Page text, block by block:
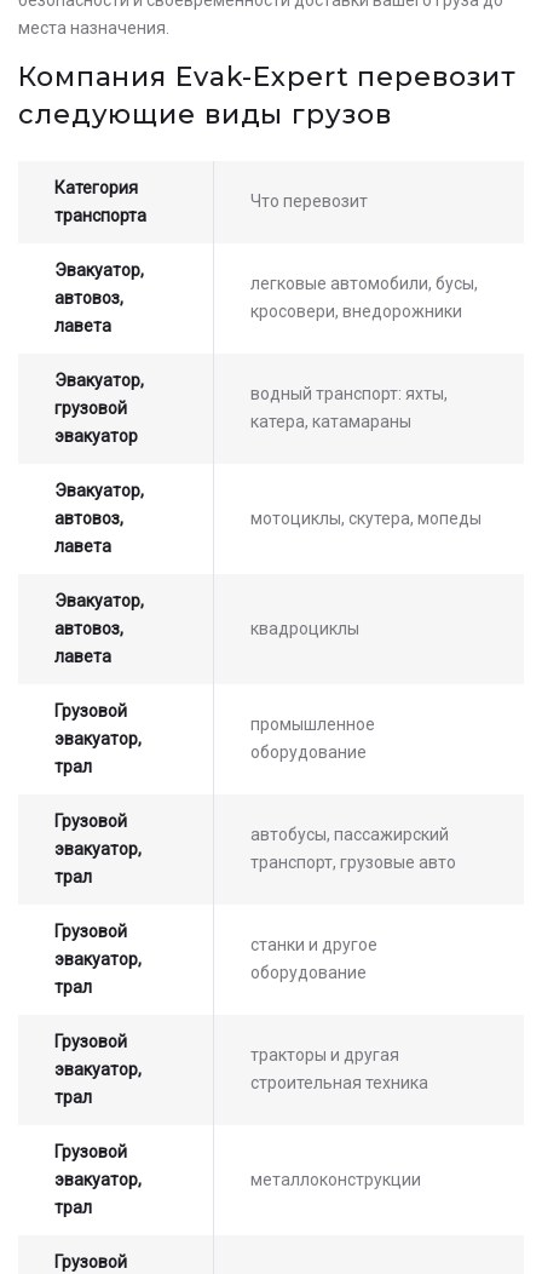
места назначения.
Компания Evak-Expert перевозит
следующие виды грузов
Категория
транспорта
Что перевозит
Эвакуатор,
автовоз,
лавета
легковые автомобили, бусы,
кросовери, внедорожники
Эвакуатор,
грузовой
эвакуатор
водный транспорт: яхты,
катера, катамараны
Эвакуатор,
автовоз,
лавета
мотоциклы, скутера, мопеды
Эвакуатор,
автовоз,
лавета
квадроциклы
Грузовой
эвакуатор,
трал
промышленное
оборудование
Грузовой
эвакуатор,
трал
автобусы, пассажирский
транспорт, грузовые авто
Грузовой
эвакуатор,
трал
станки и другое
оборудование
Грузовой
эвакуатор,
трал
тракторы и другая
строительная техника
Грузовой
эвакуатор,
трал
металлоконструкции
Грузовой
Оставьте заявку на просчет
оператором